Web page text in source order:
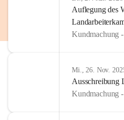
Auflegung des
Kundmachung
Mi., 26. Nov.
Ausschreibung
Kundmachung